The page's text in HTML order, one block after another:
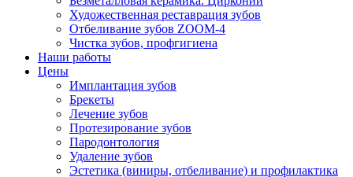
Художественная реставрация зубов
Отбеливание зубов ZOOM-4
Чистка зубов, профгигиена
Наши работы
Цены
Имплантация зубов
Брекеты
Лечение зубов
Протезирование зубов
Пародонтология
Удаление зубов
Эстетика (виниры, отбеливание) и профилактика